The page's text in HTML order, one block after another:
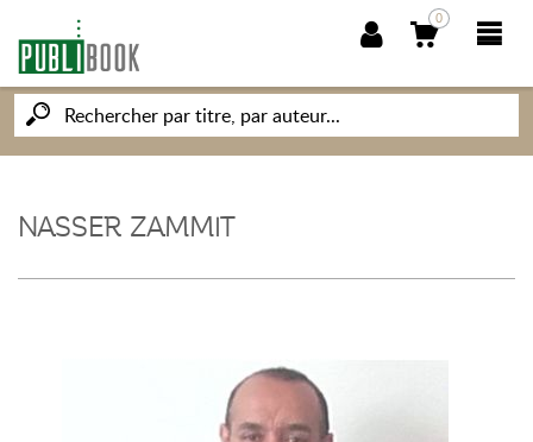
0
NOUVEAUTÉS
PUBLIBOOK
SOCIÉTÉ DES ÉCRIVAINS
MON PETIT ÉDITEUR
NASSER ZAMMIT